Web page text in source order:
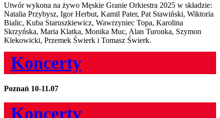
Utwór wykona na żywo Męskie Granie Orkiestra 2025 w składzie:
Natalia Przybysz, Igor Herbut, Kamil Pater, Pat Stawiński, Wiktoria
Bialic, Kuba Staruszkiewicz, Wawrzyniec Topa, Karolina
Skrzyńska, Maria Klatka, Monika Muc, Alan Turonka, Szymon
Klekowicki, Przemek Świerk i Tomasz Świerk.
Koncerty
Poznań 10-11.07
Koncerty